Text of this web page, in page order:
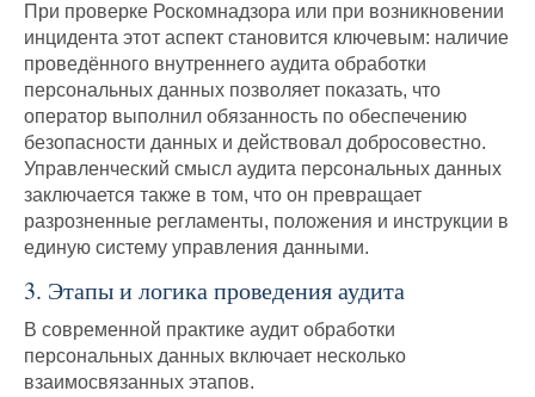
При проверке Роскомнадзора или при возникновении
инцидента этот аспект становится ключевым: наличие
проведённого внутреннего аудита обработки
персональных данных позволяет показать, что
оператор выполнил обязанность по обеспечению
безопасности данных и действовал добросовестно.
Управленческий смысл аудита персональных данных
заключается также в том, что он превращает
разрозненные регламенты, положения и инструкции в
единую систему управления данными.
3. Этапы и логика проведения аудита
В современной практике аудит обработки
персональных данных включает несколько
взаимосвязанных этапов.